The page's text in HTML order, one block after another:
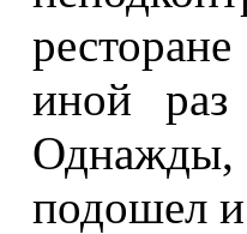
иной раз
подошел